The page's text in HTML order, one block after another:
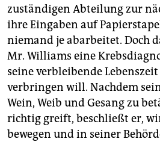
zuständigen Abteilung zur
ihre Eingaben auf
niemand je abarbeitet. Doch
Mr. Williams eine
seine verbleibende
verbringen will. Nachdem
Wein, Weib und Gesang zu
richtig greift, beschließt er,
bewegen und in seiner